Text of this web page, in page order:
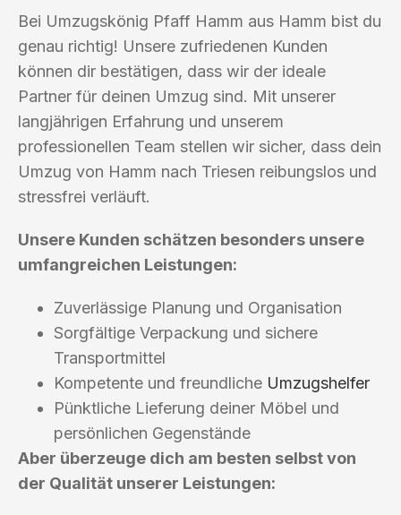
Bei Umzugskönig Pfaff Hamm aus Hamm bist du
genau richtig! Unsere zufriedenen Kunden
können dir bestätigen, dass wir der ideale
Partner für deinen Umzug sind. Mit unserer
langjährigen Erfahrung und unserem
professionellen Team stellen wir sicher, dass dein
Umzug von Hamm nach Triesen reibungslos und
stressfrei verläuft.
Unsere Kunden schätzen besonders unsere
umfangreichen Leistungen:
Zuverlässige Planung und Organisation
Sorgfältige Verpackung und sichere
Transportmittel
Kompetente und freundliche Umzugshelfer
Pünktliche Lieferung deiner Möbel und
persönlichen Gegenstände
Aber überzeuge dich am besten selbst von
der Qualität unserer Leistungen: